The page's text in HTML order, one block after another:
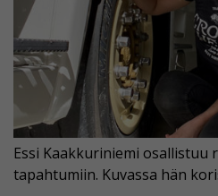
Essi Kaakkuriniemi osallistuu
tapahtumiin. Kuvassa hän